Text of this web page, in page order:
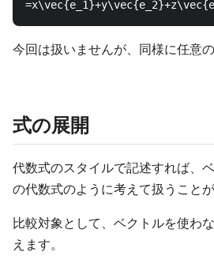
今回は扱いませんが、同様に任意
式の展開
代数式のスタイルで記述すれば、
の代数式のように考えて扱うことが
比較対象として、ベクトルを使わ
えます。